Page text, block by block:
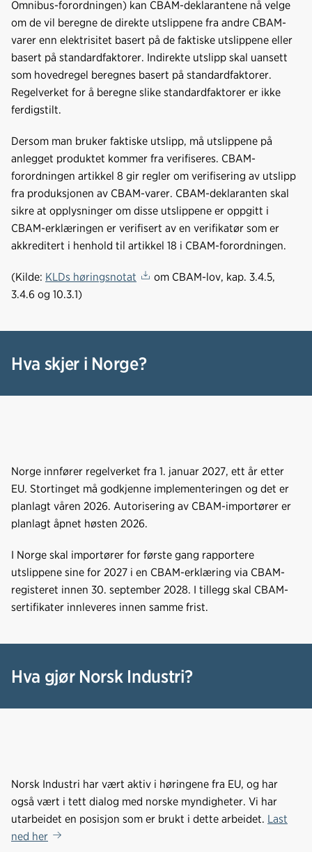
Omnibus-forordningen) kan CBAM-deklarantene nå velge
om de vil beregne de direkte utslippene fra andre CBAM-
varer enn elektrisitet basert på de faktiske utslippene eller
basert på standardfaktorer. Indirekte utslipp skal uansett
som hovedregel beregnes basert på standardfaktorer.
Regelverket for å beregne slike standardfaktorer er ikke
ferdigstilt.
Dersom man bruker faktiske utslipp, må utslippene på
anlegget produktet kommer fra verifiseres. CBAM-
forordningen artikkel 8 gir regler om verifisering av utslipp
fra produksjonen av CBAM-varer. CBAM-deklaranten skal
sikre at opplysninger om disse utslippene er oppgitt i
CBAM-erklæringen er verifisert av en verifikatør som er
akkreditert i henhold til artikkel 18 i CBAM-forordningen.
(Kilde: KLDs høringsnotat
om CBAM-lov, kap. 3.4.5,
3.4.6 og 10.3.1)
Hva skjer i Norge?
Norge innfører regelverket fra 1. januar 2027, ett år etter
EU. Stortinget må godkjenne implementeringen og det er
planlagt våren 2026. Autorisering av CBAM-importører er
planlagt åpnet høsten 2026.
I Norge skal importører for første gang rapportere
utslippene sine for 2027 i en CBAM-erklæring via CBAM-
registeret innen 30. september 2028. I tillegg skal CBAM-
sertifikater innleveres innen samme frist.
Hva gjør Norsk Industri?
Norsk Industri har vært aktiv i høringene fra EU, og har
også vært i tett dialog med norske myndigheter. Vi har
utarbeidet en posisjon som er brukt i dette arbeidet. Last
ned her